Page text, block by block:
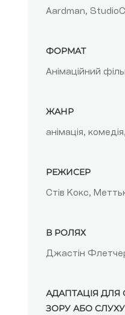
Aardman,
ФОРМАТ
Анімаційний
ЖАНР
анімація,
РЕЖИСЕР
Стів Кокс,
В РОЛЯХ
Джастін
АДАПТАЦІЯ
ЗОРУ АБО СЛУХУ